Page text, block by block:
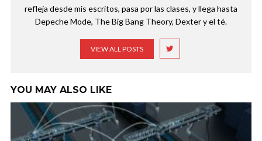
refleja desde mis escritos, pasa por las clases, y llega hasta
Depeche Mode, The Big Bang Theory, Dexter y el té.
VIEW ALL POSTS
YOU MAY ALSO LIKE